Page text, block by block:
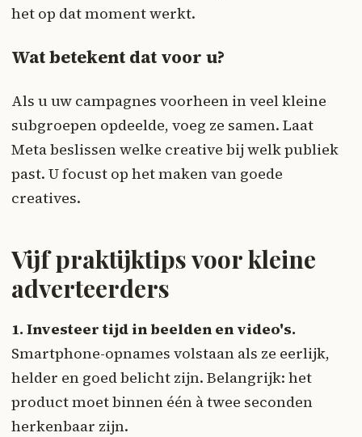
het op dat moment werkt.
Wat betekent dat voor u?
Als u uw campagnes voorheen in veel kleine
subgroepen opdeelde, voeg ze samen. Laat
Meta beslissen welke creative bij welk publiek
past. U focust op het maken van goede
creatives.
Vijf praktijktips voor kleine
adverteerders
1. Investeer tijd in beelden en video's.
Smartphone-opnames volstaan als ze eerlijk,
helder en goed belicht zijn. Belangrijk: het
product moet binnen één à twee seconden
herkenbaar zijn.